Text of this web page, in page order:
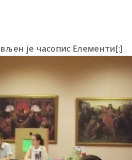
је часопис Елементи[:]